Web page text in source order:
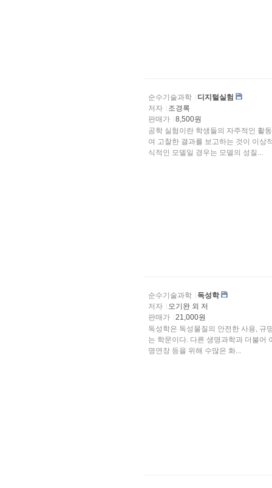
순수기술과학
디지털실험
저자
조경록
판매가
8,500원
공학 실험이란 학생들의 자주적인 활
여 고찰한 결과를 보고하는 것이 이상적이다. 일반적으로 강의는 모델화된 이론에
식적인 모델일 경우는 모델의 성질...
순수기술과학
독성학
저자
오기완 외 저
판매가
21,000원
독성학은 독성물질의 안전한 사용, 규
는 학문이다. 다른 생명과학과 더불어 이 분야도 급속한 발전을 거듭하고 있다. 생활의 편리함
명연장 등을 위해 수많은 화...